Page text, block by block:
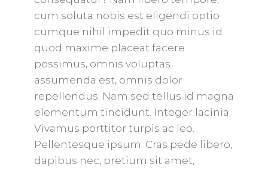
cum soluta nobis est eligendi optio
cumque nihil impedit quo minus id
quod maxime placeat facere
possimus, omnis voluptas
assumenda est, omnis dolor
repellendus. Nam sed tellus id magna
elementum tincidunt. Integer lacinia.
Vivamus porttitor turpis ac leo.
Pellentesque ipsum. Cras pede libero,
dapibus nec, pretium sit amet,